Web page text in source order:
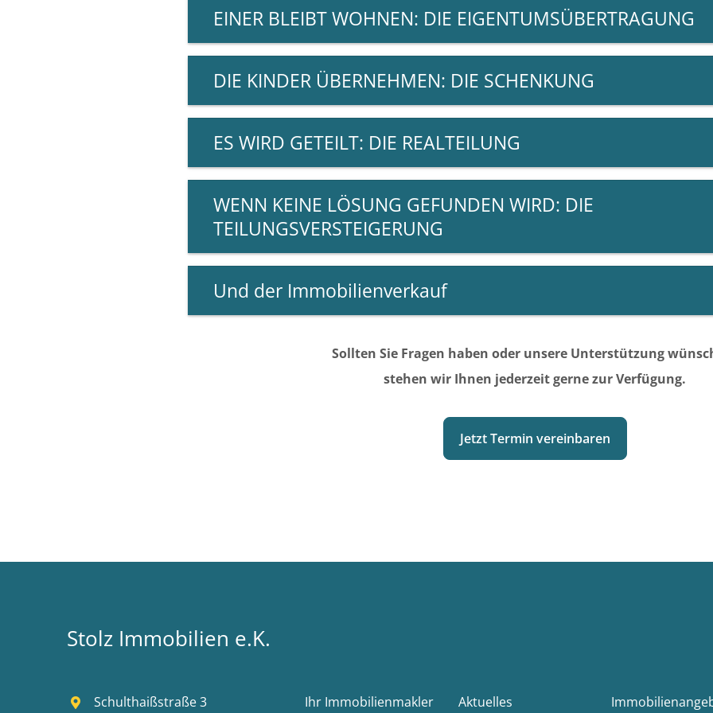
EINER BLEIBT WOHNEN: DIE EIGENTUMSÜBERTRAGUNG
DIE KINDER ÜBERNEHMEN: DIE SCHENKUNG
ES WIRD GETEILT: DIE REALTEILUNG
WENN KEINE LÖSUNG GEFUNDEN WIRD: DIE
TEILUNGSVERSTEIGERUNG
Und der Immobilienverkauf
Sollten Sie Fragen haben oder unsere Unterstützung
stehen wir Ihnen jederzeit gerne zur Verfügung.
Jetzt Termin vereinbaren
Stolz Immobilien e.K.
Schulthaißstraße 3 Ihr Immobilienmakler Aktuelles